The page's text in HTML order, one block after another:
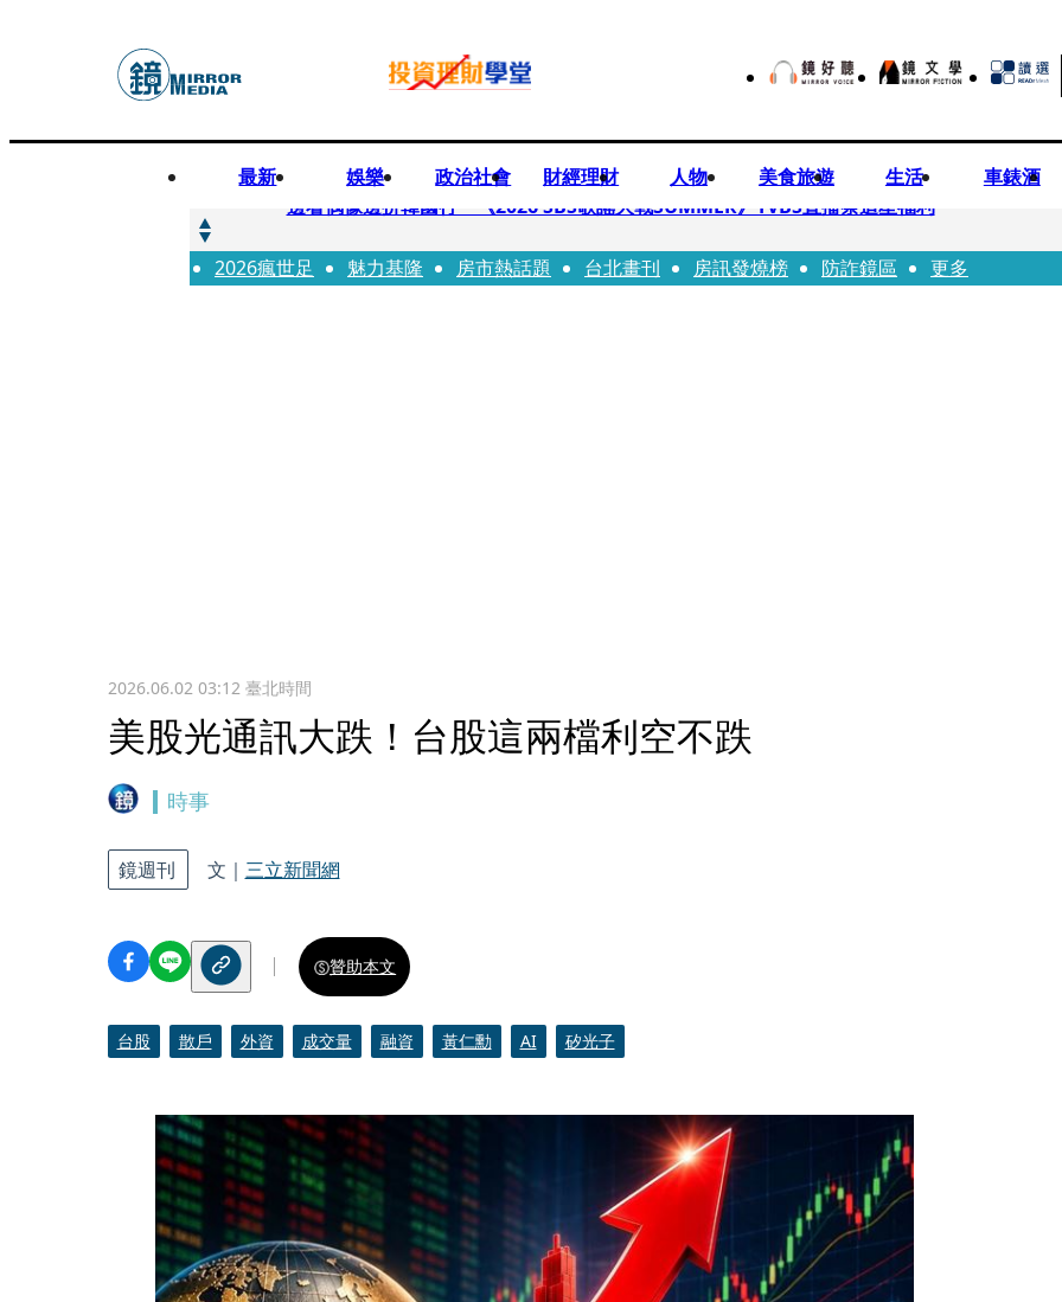
最新 娛樂 政治社會 財經理財 人物 美食旅遊 生活 車錶酒
快訊
邊看偶像邊拚韓國行 《2026 SBS歌謠大戰SUMMER》TVBS直播祭追星福利
快訊
代誌大條火急跳船？ 宏碁派任李文詳接掌兆基屋管2天就喊撤出！
2026瘋世足 魅力基隆 房市熱話題 台北畫刊 房訊發燒榜 防詐鏡區 更多
2026.06.02 03:12臺北時間
美股光通訊大跌！台股這兩檔利空不跌
時事
鏡週刊 文｜ 三立新聞網
贊助本文
台股 散戶 外資 成交量 融資 黃仁勳 AI 矽光子